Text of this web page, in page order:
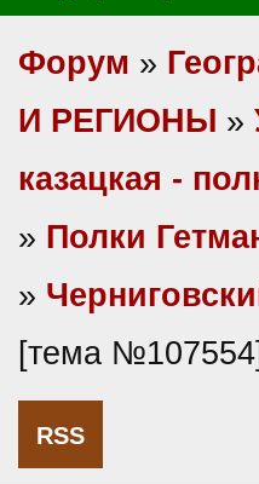
Форум »
И РЕГИОНЫ »
казацкая -
» Полки
»
[тема №107554]
RSS